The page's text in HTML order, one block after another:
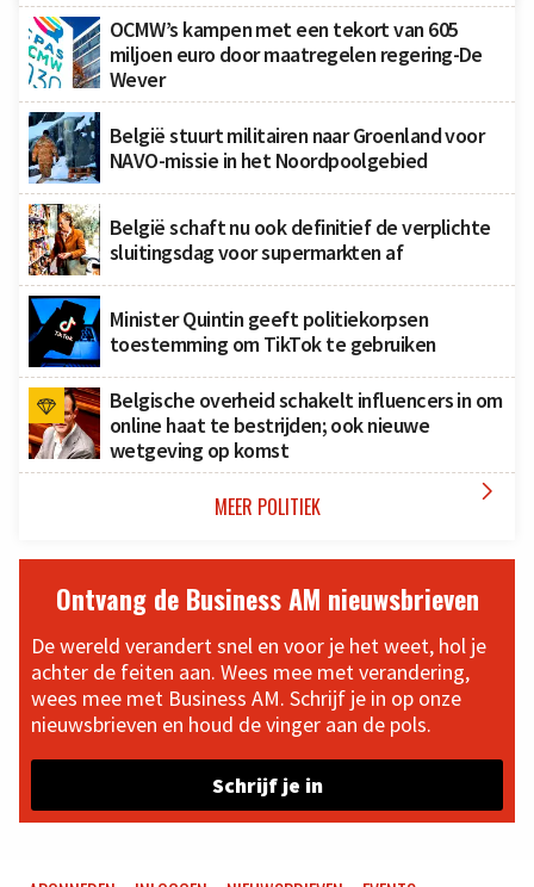
OCMW’s kampen met een tekort van 605
miljoen euro door maatregelen regering-De
Wever
België stuurt militairen naar Groenland voor
NAVO-missie in het Noordpoolgebied
België schaft nu ook definitief de verplichte
sluitingsdag voor supermarkten af
Minister Quintin geeft politiekorpsen
toestemming om TikTok te gebruiken
Belgische overheid schakelt influencers in om
online haat te bestrijden; ook nieuwe
wetgeving op komst
MEER POLITIEK 
Ontvang de Business AM nieuwsbrieven
De wereld verandert snel en voor je het weet, hol je
achter de feiten aan. Wees mee met verandering,
wees mee met Business AM. Schrijf je in op onze
nieuwsbrieven en houd de vinger aan de pols.
Schrijf je in